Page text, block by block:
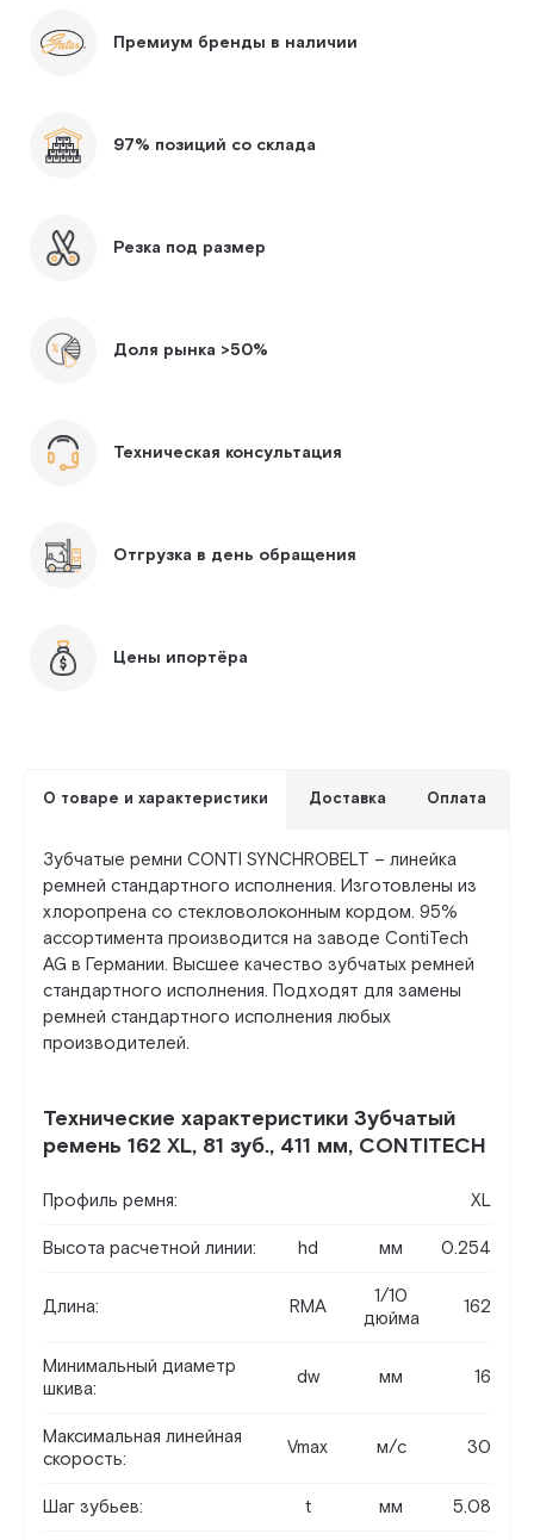
Премиум бренды в наличии
97% позиций со склада
Резка под размер
Доля рынка >50%
Техническая консультация
Отгрузка в день обращения
Цены ипортёра
О товаре и характеристики Доставка Оплата
Зубчатые ремни CONTI SYNCHROBELT – линейка
ремней стандартного исполнения. Изготовлены из
хлоропрена со стекловолоконным кордом. 95%
ассортимента производится на заводе ContiTech
AG в Германии. Высшее качество зубчатых ремней
стандартного исполнения. Подходят для замены
ремней стандартного исполнения любых
производителей.
Технические характеристики Зубчатый
ремень 162 XL, 81 зуб., 411 мм, CONTITECH
Профиль ремня: XL
Высота расчетной линии: hd мм 0.254
Длина: RMA
1/10
дюйма
162
Минимальный диаметр
шкива:
dw мм 16
Максимальная линейная
скорость:
Vmax м/c 30
Шаг зубьев: t мм 5.08